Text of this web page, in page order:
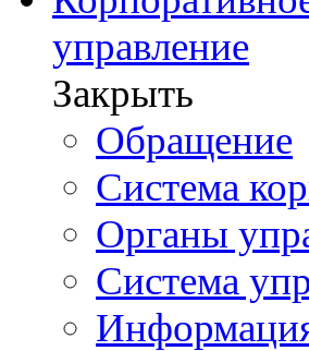
управление
Закрыть
Обращение
Система
Органы
Система